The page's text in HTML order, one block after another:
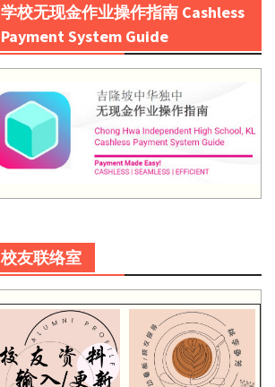
学校无现金作业操作指南 Cashless
Payment System Guide
校友联络室